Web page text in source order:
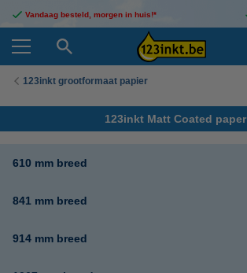
Vandaag besteld, morgen in huis!*
123inkt grootformaat papier
123inkt Matt Coated paper
610 mm breed
841 mm breed
914 mm breed